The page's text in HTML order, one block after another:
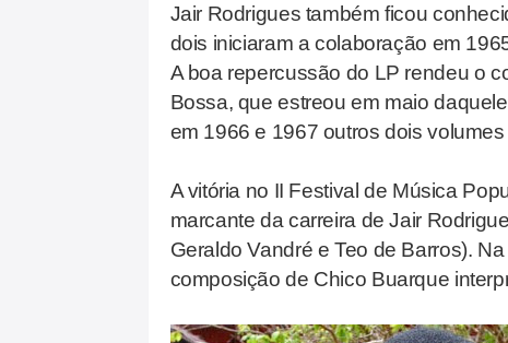
Jair Rodrigues também ficou
dois iniciaram a colaboração em
A boa repercussão do LP rendeu o
Bossa, que estreou em maio
em 1966 e 1967 outros dois
A vitória no II Festival de Música
marcante da carreira de Jair
Geraldo Vandré e Teo de Barros).
composição de Chico Buarque